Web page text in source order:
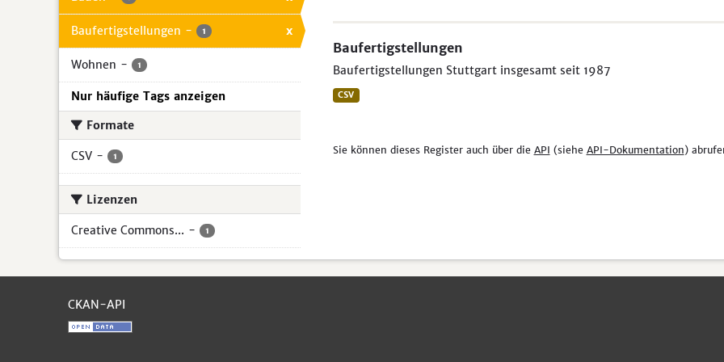
Baufertigstellungen - 1 x
Wohnen - 1
Nur häufige Tags anzeigen
Formate
CSV - 1
Lizenzen
Creative Commons... - 1
Baufertigstellungen
Baufertigstellungen Stuttgart insgesamt seit 1987
CSV
Sie können dieses Register auch über die API (siehe API-Dokumentation)
CKAN-API